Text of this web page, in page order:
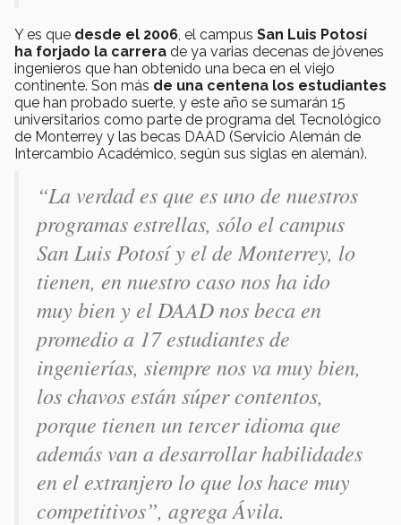
Y es que desde el 2006 , el campus San Luis Potosí
ha forjado la carrera de ya varias decenas de jóvenes
ingenieros que han obtenido una beca en el viejo
continente. Son más de una centena los estudiantes
que han probado suerte, y este año se sumarán 15
universitarios como parte de programa del Tecnológico
de Monterrey y las becas DAAD (Servicio Alemán de
Intercambio Académico, según sus siglas en alemán).
“La verdad es que es uno de nuestros
programas estrellas, sólo el campus
San Luis Potosí y el de Monterrey, lo
tienen, en nuestro caso nos ha ido
muy bien y el DAAD nos beca en
promedio a 17 estudiantes de
ingenierías, siempre nos va muy bien,
los chavos están súper contentos,
porque tienen un tercer idioma que
además van a desarrollar habilidades
en el extranjero lo que los hace muy
competitivos”, agrega Ávila.